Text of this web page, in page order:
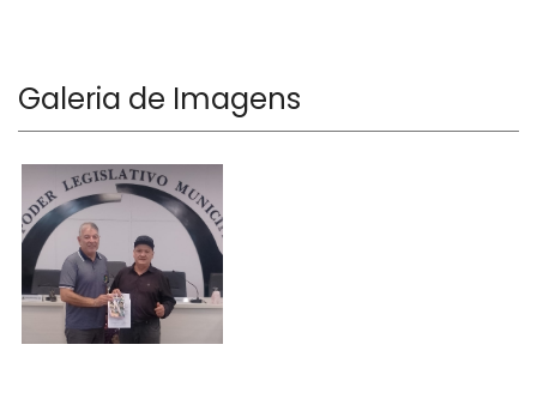
Galeria de Imagens